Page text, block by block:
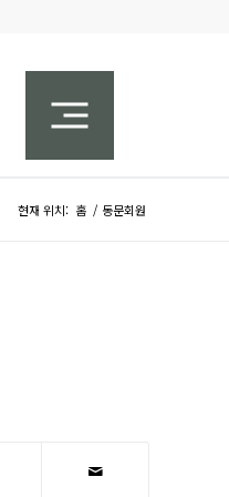
현재 위치: 홈 / 동문회원